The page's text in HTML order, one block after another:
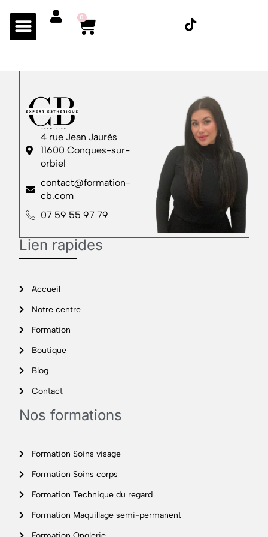
0
4 rue Jean Jaurès
11600 Conques-sur-
orbiel
contact@formation-
cb.com
07 59 55 97 79
Lien rapides
Accueil
Notre centre
Formation
Boutique
Blog
Contact
Nos formations
Formation Soins visage
Formation Soins corps
Formation Technique du regard
Formation Maquillage semi-permanent